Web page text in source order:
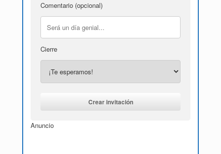
Comentario (opcional)
Cierre
Anuncio